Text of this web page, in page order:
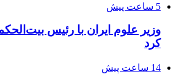
5 ساعت پیش
وزیر علوم ایران با رئیس
کرد
14 ساعت پیش